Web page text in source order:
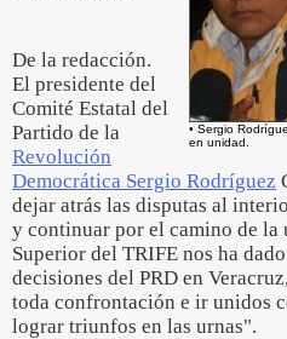
• Sergio
en unidad.
De la redacción.
El presidente del
Comité Estatal del
Partido de la
Revolución
Democrática Sergio Rodríguez
dejar atrás las disputas al
y continuar por el camino de la
Superior del TRIFE nos ha
decisiones del PRD en
toda confrontación e ir unidos
lograr triunfos en las urnas".